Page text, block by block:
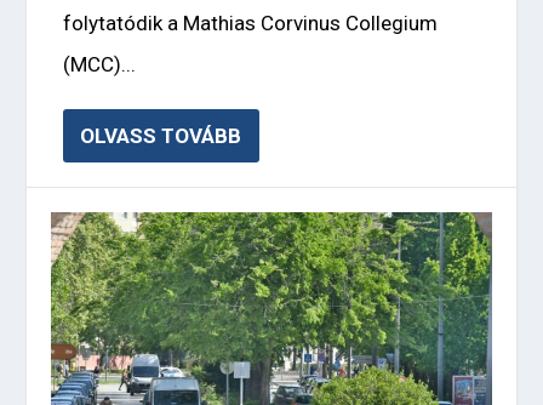
folytatódik a Mathias Corvinus Collegium
(MCC)...
OLVASS TOVÁBB